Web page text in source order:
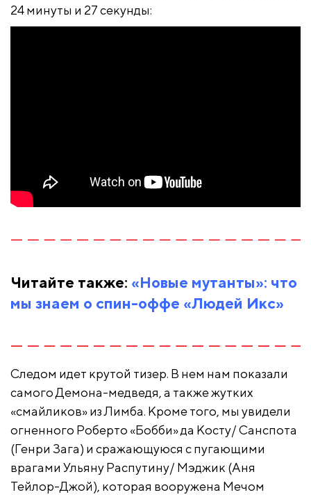
24 минуты и 27 секунды:
Читайте также: «Новые мутанты»: что
мы знаем о спин-оффе «Людей Икс»
Следом идет крутой тизер. В нем нам показали
самого Демона-медведя, а также жутких
«смайликов» из Лимба. Кроме того, мы увидели
огненного Роберто «Бобби» да Косту/ Санспота
(Генри Зага) и сражающуюся с пугающими
врагами Ульяну Распутину/ Мэджик (Аня
Тейлор-Джой), которая вооружена Мечом